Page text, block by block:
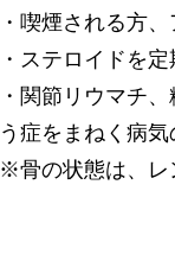
・喫煙される方
・ステロイドを
・関節リウマチ
う症をまねく病
※骨の状態は、レ